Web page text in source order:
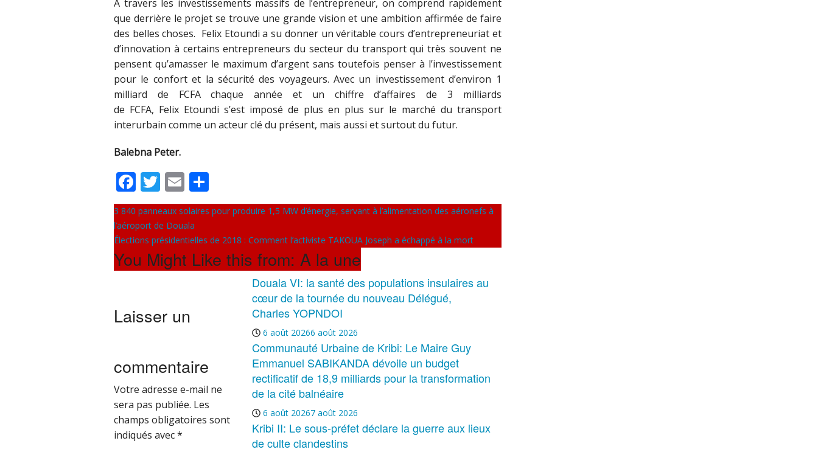
À travers les investissements massifs de l’entrepreneur, on comprend rapidement
que derrière le projet se trouve une grande vision et une ambition affirmée de faire
des belles choses. Felix Etoundi a su donner un véritable cours d’entrepreneuriat et
d’innovation à certains entrepreneurs du secteur du transport qui très souvent ne
pensent qu’amasser le maximum d’argent sans toutefois penser à l’investissement
pour le confort et la sécurité des voyageurs. Avec un investissement d’environ 1
milliard de FCFA chaque année et un chiffre d’affaires de 3 milliards
de FCFA, Felix Etoundi s’est imposé de plus en plus sur le marché du transport
interurbain comme un acteur clé du présent, mais aussi et surtout du futur.
Balebna Peter.
Facebook
Twitter
Email
3 840 panneaux solaires pour produire 1,5 MW d’énergie, servant à l’alimentation des aéronefs à
l’aéroport de Douala
Élections présidentielles de 2018 : Comment l’activiste TAKOUA Joseph a échappé à la mort
You Might Like this from: A la une
Douala VI: la santé des populations insulaires au
cœur de la tournée du nouveau Délégué,
Charles YOPNDOI
6 août 20266 août 2026
Communauté Urbaine de Kribi: Le Maire Guy
Emmanuel SABIKANDA dévoile un budget
rectificatif de 18,9 milliards pour la transformation
de la cité balnéaire
6 août 20267 août 2026
Kribi II: Le sous-préfet déclare la guerre aux lieux
de culte clandestins
Laisser un
commentaire
Votre adresse e-mail ne
sera pas publiée. Les
champs obligatoires sont
indiqués avec*